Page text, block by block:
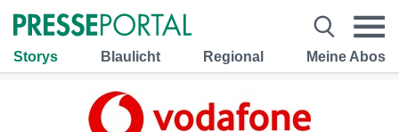
Storys Blaulicht Regional Meine Abos